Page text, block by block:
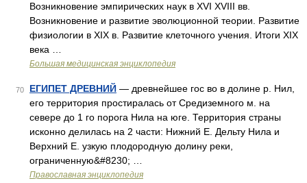
Возникновение эмпирических наук в XVI XVIII вв.
Возникновение и развитие эволюционной теории. Развитие
физиологии в XIX в. Развитие клеточного учения. Итоги XIX
века …
Большая медицинская энциклопедия
70 ЕГИПЕТ ДРЕВНИЙ — древнейшее гос во в долине р. Нил,
его территория простиралась от Средиземного м. на
севере до 1 го порога Нила на юге. Территория страны
исконно делилась на 2 части: Нижний Е. Дельту Нила и
Верхний Е. узкую плодородную долину реки,
ограниченную&#8230; …
Православная энциклопедия